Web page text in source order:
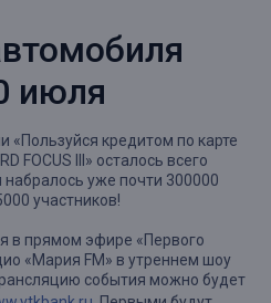
июля
«Пользуйся кредитом по карте
FOCUS III» осталось всего
уже почти 300000
участников!
в прямом эфире «Первого
«Мария FM» в утреннем шоу
события можно будет